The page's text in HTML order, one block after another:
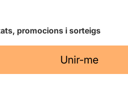
promocions i sorteigs
Unir-me